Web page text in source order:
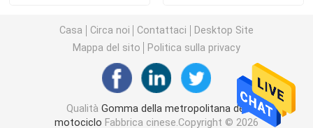
Camera d'aria del motociclo
Camera d'aria del triciclo
Casa Circa noi Contattaci
Desktop Site
Mappa del sito
Politica sulla privacy
Qualità Gomma della metropolitana del
motociclo Fabbrica cinese.Copyright © 2026